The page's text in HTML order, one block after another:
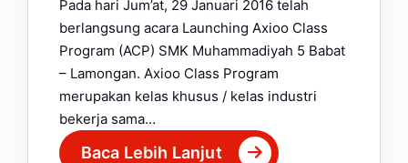
Pada hari Jum’at, 29 Januari 2016 telah
berlangsung acara Launching Axioo Class
Program (ACP) SMK Muhammadiyah 5 Babat
– Lamongan. Axioo Class Program
merupakan kelas khusus / kelas industri
bekerja sama…
Baca Lebih Lanjut